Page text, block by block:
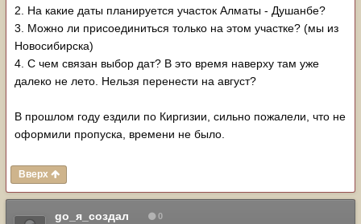
2. На какие даты планируется участок Алматы - Душанбе?
3. Можно ли присоединиться только на этом участке? (мы из
Новосибирска)
4. С чем связан выбор дат? В это время наверху там уже
далеко не лето. Нельзя перенести на август?
В прошлом году ездили по Киргизии, сильно пожалели, что не
оформили пропуска, времени не было.
Вверх
go_я_создал 0